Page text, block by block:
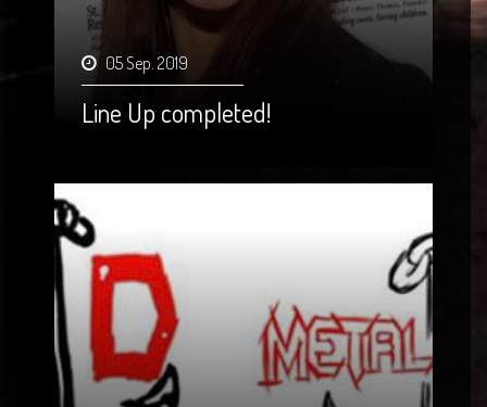
05 Sep. 2019
Line Up completed!